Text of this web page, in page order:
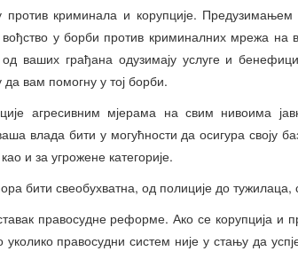
криминала и корупције.
вођство у борби против криминалних мрежа
ваших грађана одузимају услуге и
вам помогну у тој борби.
агресивним мјерама на свим нивоима
влада бити у могућности да осигура своју
и за угрожене категорије.
бити свеобухватна, од полиције до тужилаца,
правосудне реформе. Ако се корупција и
правосудни систем није у стању да